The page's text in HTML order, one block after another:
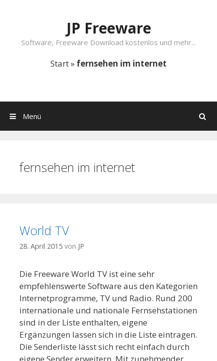
JP Freeware
Software, Freeware Download kostenlos und mehr...
Start» fernsehen im internet
Suchen
Menü
fernsehen im internet
World TV
28. April 2015 von JP
Die Freeware World TV ist eine sehr
empfehlenswerte Software aus den Kategorien
Internetprogramme, TV und Radio. Rund 200
internationale und nationale Fernsehstationen
sind in der Liste enthalten, eigene
Ergänzungen lassen sich in die Liste eintragen.
Die Senderliste lässt sich recht einfach durch
eigene Sender erweitern. Mit zunehmender